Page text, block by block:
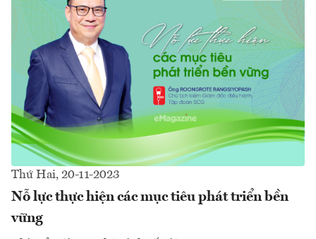
Thứ Hai, 20-11-2023
Nỗ lực thực hiện các mục tiêu phát triển bền
vững